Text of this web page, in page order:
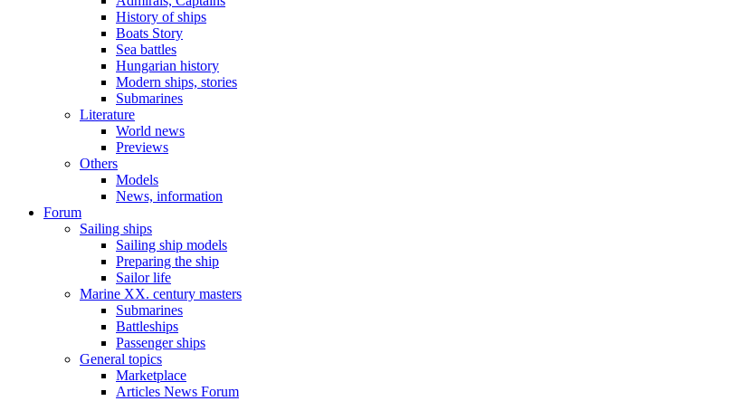
History of ships
Boats Story
Sea battles
Hungarian history
Modern ships, stories
Submarines
Literature
World news
Previews
Others
Models
News, information
Forum
Sailing ships
Sailing ship models
Preparing the ship
Sailor life
Marine XX. century masters
Submarines
Battleships
Passenger ships
General topics
Marketplace
Articles News Forum